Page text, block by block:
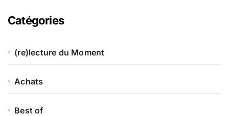
Catégories
(re)lecture du Moment
Achats
Best of